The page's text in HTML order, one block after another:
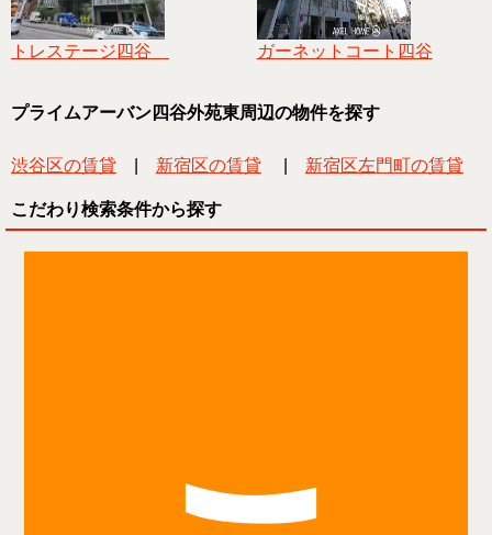
トレステージ四谷 ガーネットコート四谷
プライムアーバン四谷外苑東周辺の物件を探す
渋谷区の賃貸 新宿区の賃貸 新宿区左門町の賃貸
こだわり検索条件から探す